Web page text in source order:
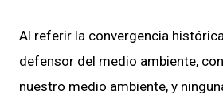
Al referir la convergencia
defensor del medio ambiente,
nuestro medio ambiente, y